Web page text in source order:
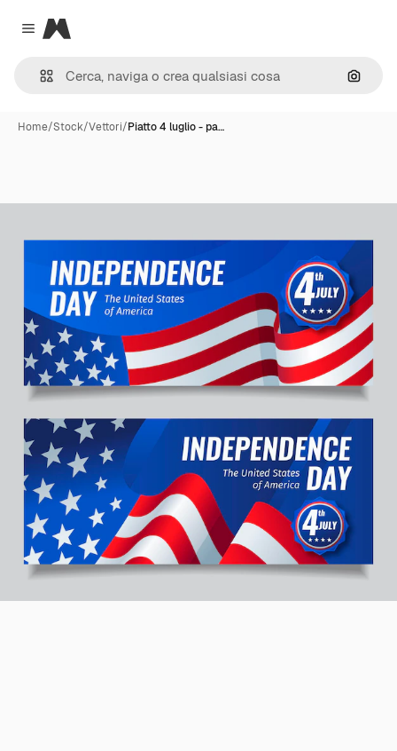
Close menu
Magnific
Cerca
Home/Stock/Vettori/Piatto 4 luglio - pa…